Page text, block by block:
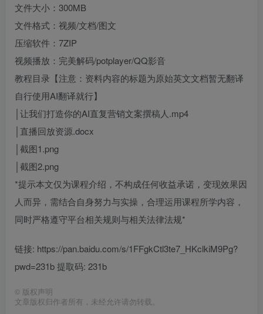
文件大小：300MB
文件格式：视频/文档/图文
压缩软件：7ZIP
视频播放：完美解码/potplayer/QQ影音
教程目录【注意：资料内容的标题为原始英文文档暂无翻译
自行使用AI翻译就行】
│让我们打造你的AI直复营销文案撰稿人.mp4
│直播回放资源.docx
│截图1.png
│截图2.png
*提示本文仅为课程介绍，不构成任何收益承诺，变现效果因
人而异，需结合自身努力与实操，合理运用课程所学内容，
同时严格遵守平台相关规则与相关法律法规*
链接: https://pan.baidu.com/s/1FFgkCtl3te7_HKclkiM9Pg?
pwd=231b 提取码: 231b
© 版权声明
文章版权归作者所有，未经允许请勿转载。